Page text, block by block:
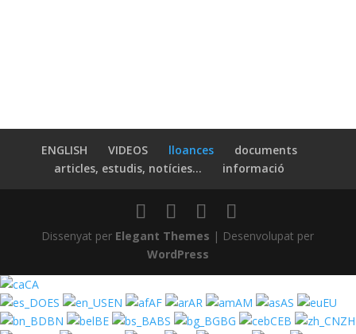
ENGLISH VIDEOS lloances
documents
articles, estudis, notícies…
informació
Dissenyat per Elegant Themes | Desenvolupat per
WordPress
CA
ES
EN AF AR AM AS
EU
BN
BE BS BG CEB
ZH